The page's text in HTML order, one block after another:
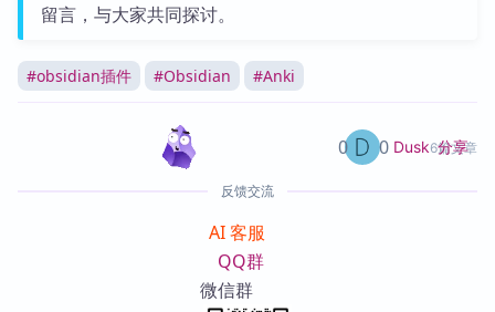
留言，与大家共同探讨。
#obsidian插件 #Obsidian #Anki
Dusk6篇文章
0 0 分享
反馈交流
AI 客服
QQ群
微信群